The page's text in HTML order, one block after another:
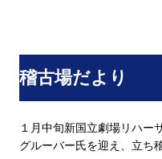
稽古場だより
１月中旬新国立劇場リハー
グルーバー氏を迎え、立ち